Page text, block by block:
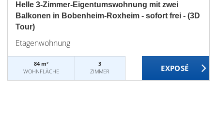
Helle 3-Zimmer-Eigentumswohnung mit zwei
Balkonen in Bobenheim-Roxheim - sofort frei - (3D
Tour)
Etagenwohnung
84 m²
WOHNFLÄCHE
3
ZIMMER